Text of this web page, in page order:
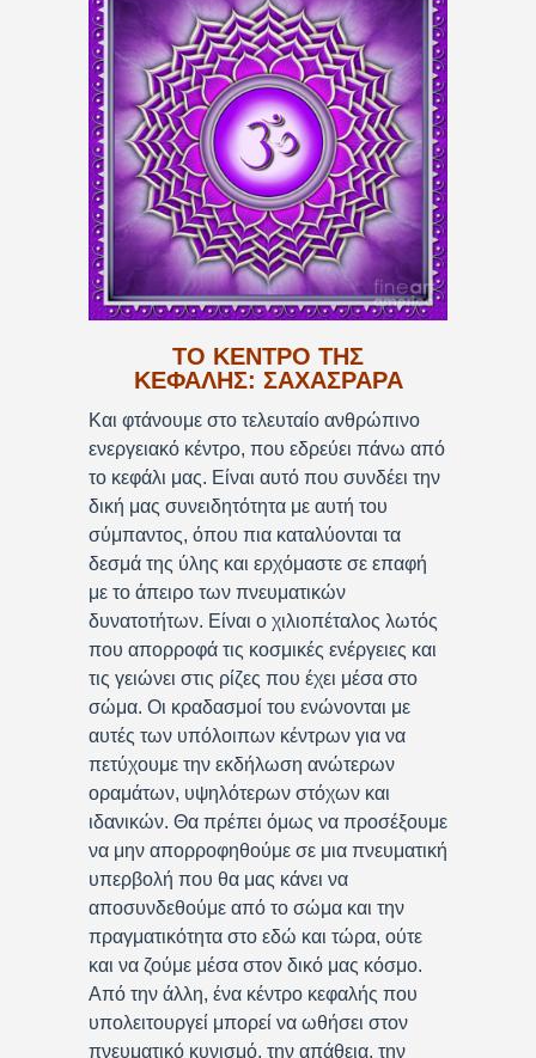
ΤΟ ΚΕΝΤΡΟ ΤΗΣ
ΚΕΦΑΛΗΣ: ΣΑΧΑΣΡΑΡΑ
Και φτάνουμε στο τελευταίο ανθρώπινο
ενεργειακό κέντρο, που εδρεύει πάνω από
το κεφάλι μας. Είναι αυτό που συνδέει την
δική μας συνειδητότητα με αυτή του
σύμπαντος, όπου πια καταλύονται τα
δεσμά της ύλης και ερχόμαστε σε επαφή
με το άπειρο των πνευματικών
δυνατοτήτων. Είναι ο χιλιοπέταλος λωτός
που απορροφά τις κοσμικές ενέργειες και
τις γειώνει στις ρίζες που έχει μέσα στο
σώμα. Οι κραδασμοί του ενώνονται με
αυτές των υπόλοιπων κέντρων για να
πετύχουμε την εκδήλωση ανώτερων
οραμάτων, υψηλότερων στόχων και
ιδανικών. Θα πρέπει όμως να προσέξουμε
να μην απορροφηθούμε σε μια πνευματική
υπερβολή που θα μας κάνει να
αποσυνδεθούμε από το σώμα και την
πραγματικότητα στο εδώ και τώρα, ούτε
και να ζούμε μέσα στον δικό μας κόσμο.
Από την άλλη, ένα κέντρο κεφαλής που
υπολειτουργεί μπορεί να ωθήσει στον
πνευματικό κυνισμό, την απάθεια, την